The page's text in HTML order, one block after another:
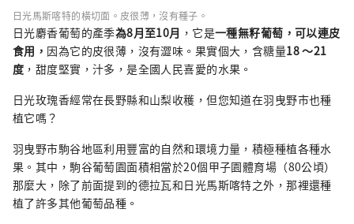
日光馬斯喀特的橫切面。皮很薄，沒有種子。
日光麝香葡萄的產季為8月至10月 ，它是一種無籽葡萄，可以連皮
食用， 因為它的皮很薄，沒有澀味。果實個大，含糖量18～21
度 ，甜度堅實，汁多，是全國人民喜愛的水果。
日光玫瑰香經常在長野縣和山梨收穫，但您知道在羽曳野市也種
植它嗎？
羽曳野市駒谷地區利用豐富的自然和環境力量，積極種植各種水
果。其中，駒谷葡萄園面積相當於20個甲子園體育場（80公頃）
那麼大，除了前面提到的德拉瓦和日光馬斯喀特之外，那裡還種
植了許多其他葡萄品種。